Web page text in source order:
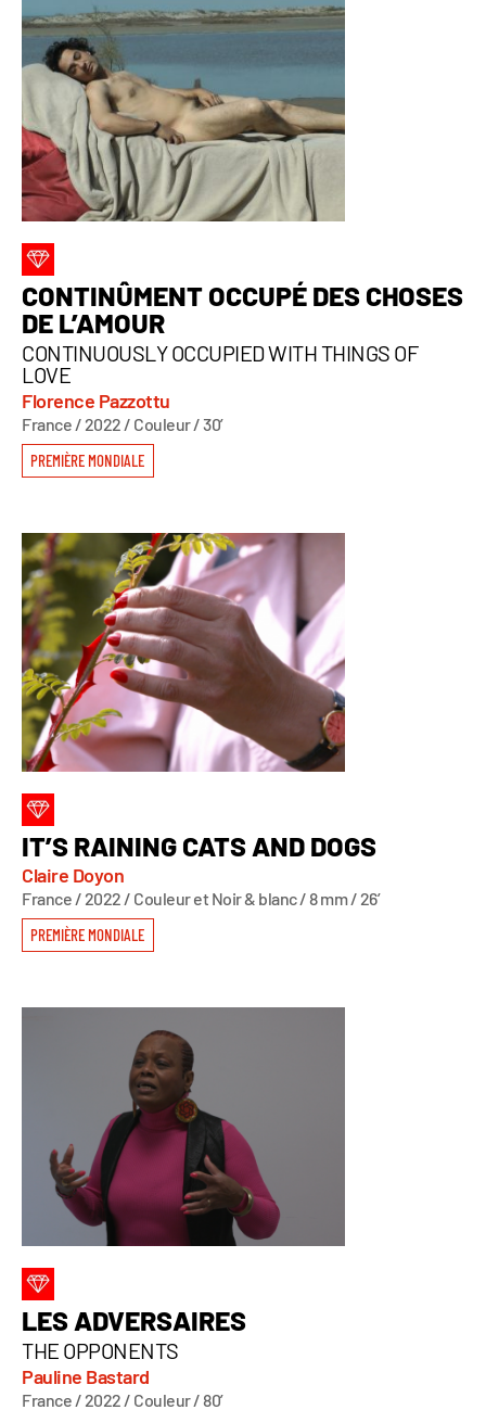
CONTINÛMENT OCCUPÉ DES CHOSES
DE L’AMOUR
CONTINUOUSLY OCCUPIED WITH THINGS OF
LOVE
Florence Pazzottu
France / 2022 / Couleur / 30’
PREMIÈRE MONDIALE
IT’S RAINING CATS AND DOGS
Claire Doyon
France / 2022 / Couleur et Noir & blanc / 8 mm / 26’
PREMIÈRE MONDIALE
LES ADVERSAIRES
THE OPPONENTS
Pauline Bastard
France / 2022 / Couleur / 80’